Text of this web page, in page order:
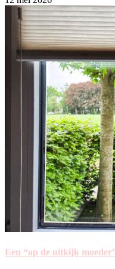
Een “op de uitkijk